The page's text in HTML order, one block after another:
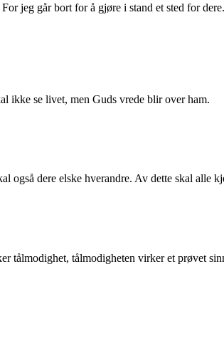
jeg går bort for å gjøre i stand et sted for
ikke se livet, men Guds vrede blir over ham.
også dere elske hverandre. Av dette skal alle
tålmodighet, tålmodigheten virker et prøvet